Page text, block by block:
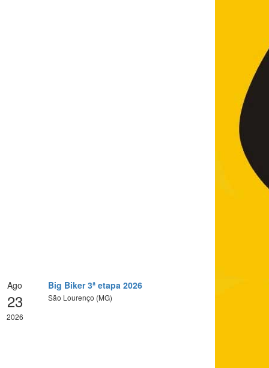
Ago
23
2026
Big Biker 3ª etapa 2026
São Lourenço (MG)